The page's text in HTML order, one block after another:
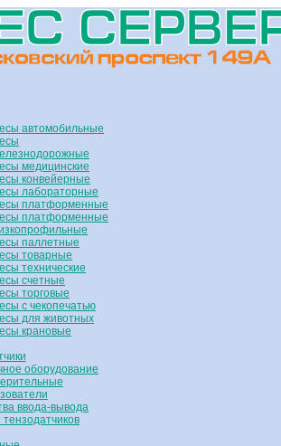
автомобильные
медицинские
конвейерные
лабораторные
платформенные
платформенные
паллетные
товарные
технические
счетные
торговые
с чекопечатью
для животных
крановые
оборудование
ввода-вывода